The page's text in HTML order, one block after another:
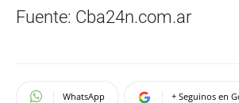
Fuente: Cba24n.com.ar
WhatsApp + Seguinos en